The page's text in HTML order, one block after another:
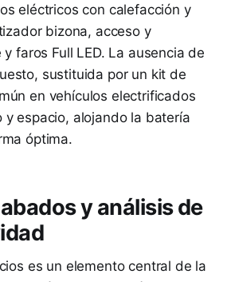
eléctricos con calefacción y
bizona, acceso y
faros Full LED. La ausencia de
sustituida por un kit de
en vehículos electrificados
y espacio, alojando la batería
óptima.
y análisis de
es un elemento central de la